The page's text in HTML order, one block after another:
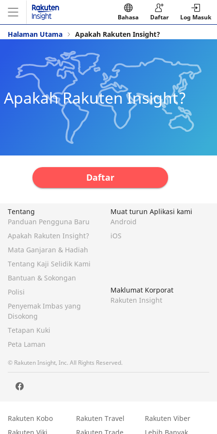
Bahasa Daftar Log Masuk
Halaman Utama Apakah Rakuten Insight?
Apakah Rakuten Insight?
Daftar
Tentang
Panduan Pengguna Baru
Apakah Rakuten Insight?
Mata Ganjaran & Hadiah
Tentang Kaji Selidik Kami
Bantuan & Sokongan
Polisi
Penyemak Imbas yang
Disokong
Tetapan Kuki
Peta Laman
Muat turun Aplikasi kami
Android
iOS
Maklumat Korporat
Rakuten Insight
© Rakuten Insight, Inc. All Rights Reserved.
Rakuten Kobo Rakuten Travel
Rakuten Viber